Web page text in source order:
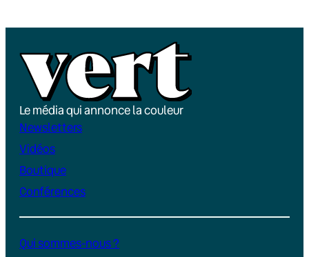
Le média qui annonce la couleur
Newsletters
Vidéos
Boutique
Conférences
Qui sommes-nous ?